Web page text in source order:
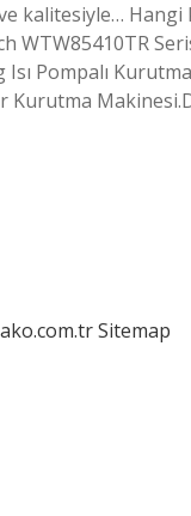
kalitesiyle… Hangi
WTW85410TR
Pompalı
Kurutma
Sitemap